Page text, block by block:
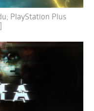
PlayStation Plus